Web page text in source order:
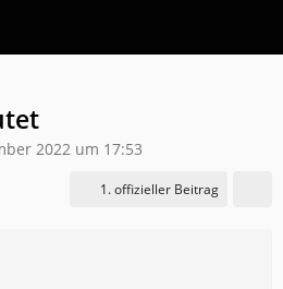
2022 um 17:53
1. offizieller Beitrag